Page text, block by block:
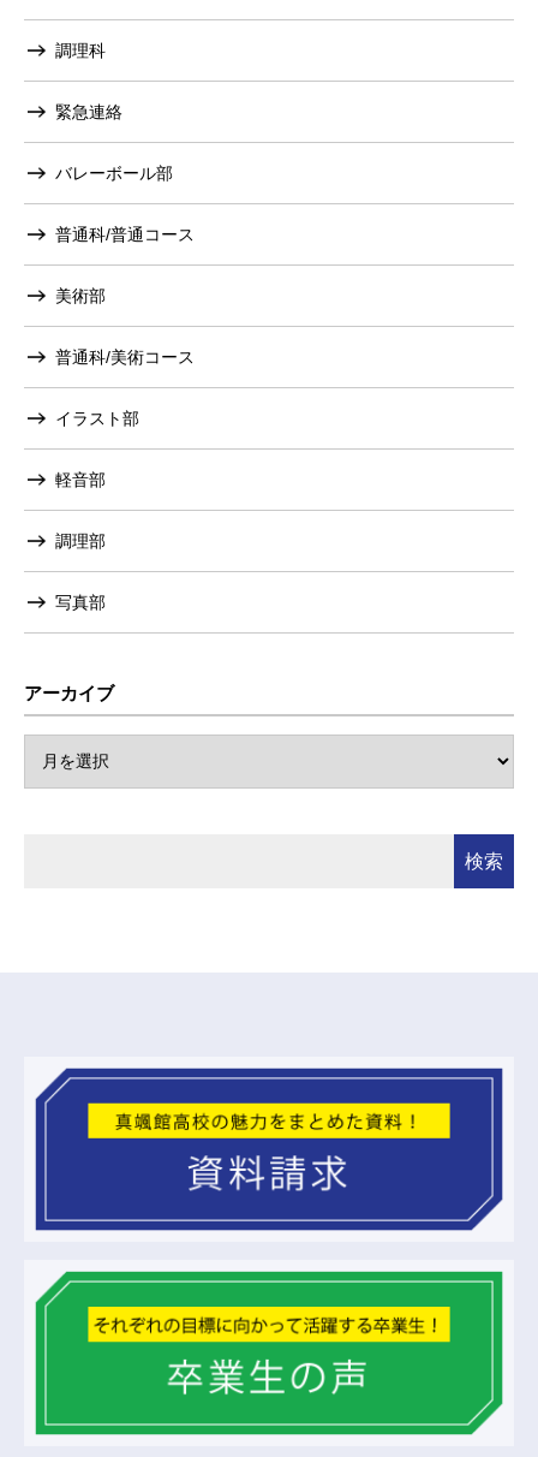
調理科
緊急連絡
バレーボール部
普通科/普通コース
美術部
普通科/美術コース
イラスト部
軽音部
調理部
写真部
アーカイブ